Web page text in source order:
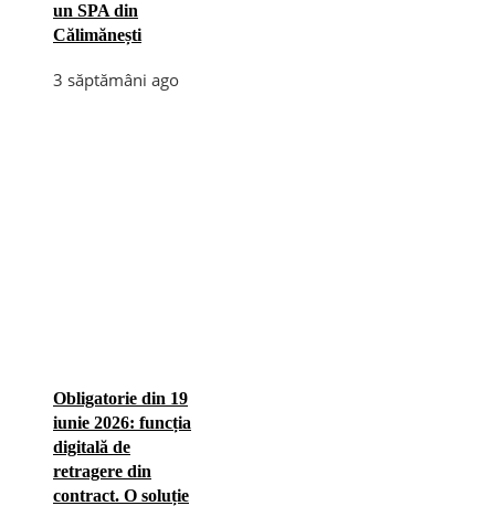
un SPA din
Călimănești
3 săptămâni ago
Obligatorie din 19
iunie 2026: funcția
digitală de
retragere din
contract. O soluție